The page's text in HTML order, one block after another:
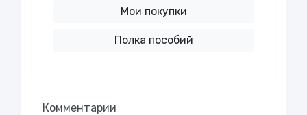
Мои покупки
Полка пособий
Комментарии